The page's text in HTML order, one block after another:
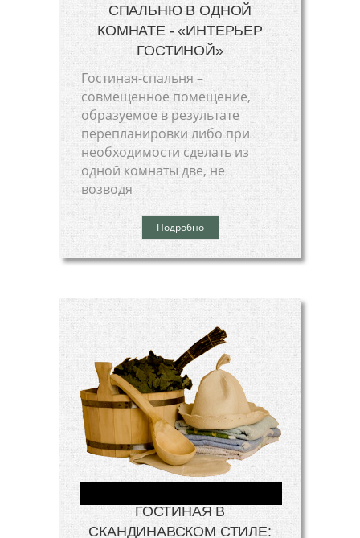
СПАЛЬНЮ В ОДНОЙ
КОМНАТЕ - «ИНТЕРЬЕР
ГОСТИНОЙ»
Гостиная-спальня –
совмещенное помещение,
образуемое в результате
перепланировки либо при
необходимости сделать из
одной комнаты две, не
возводя
Подробно
ГОСТИНАЯ В
СКАНДИНАВСКОМ СТИЛЕ: